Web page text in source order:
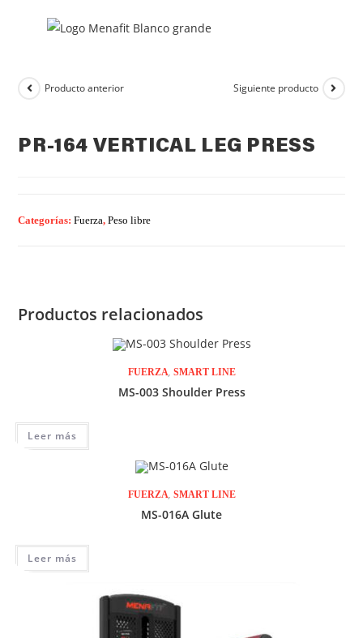
Producto anterior Siguiente producto
PR-164 VERTICAL LEG PRESS
Categorías:Fuerza,Peso libre
Productos relacionados
FUERZA, SMART LINE
MS-003 Shoulder Press
Leer más
FUERZA, SMART LINE
MS-016A Glute
Leer más